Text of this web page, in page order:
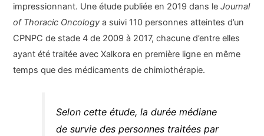
impressionnant. Une étude publiée en 2019 dans leJournal
of Thoracic Oncologya suivi 110 personnes atteintes d’un
CPNPC de stade 4 de 2009 à 2017, chacune d’entre elles
ayant été traitée avec Xalkora en première ligne en même
temps que des médicaments de chimiothérapie.
Selon cette étude, la durée médiane
de survie des personnes traitées par